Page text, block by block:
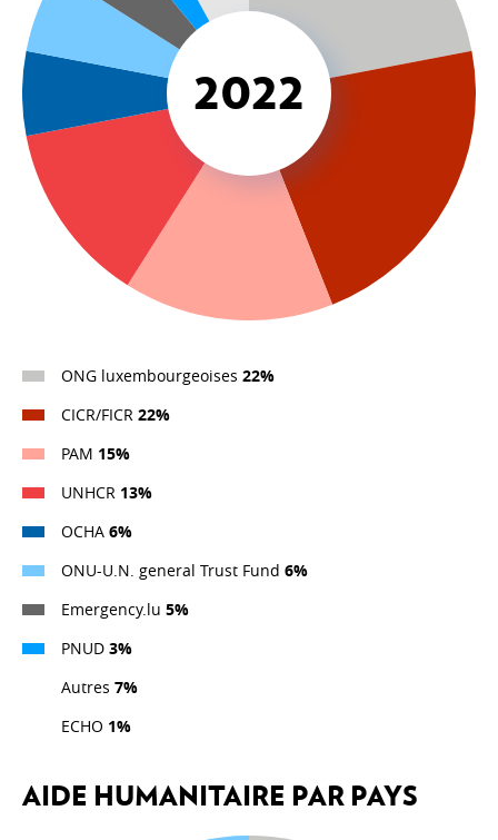
Évaluation
Système informatique
Partenariat mondial pour une coopération efficace au
service du développement
COHÉRENCE DES POLITIQUES
Cohérence des politiques pour le développement
Comité interministériel pour la coopération au
S’ENGAGER DANS LA COOPÉRATION
LUXEMBOURGEOISE
Témoignages
2022
ONG luxembourgeoises 22%
CICR/FICR 22%
PAM 15%
UNHCR 13%
OCHA 6%
ONU-U.N. general Trust Fund 6%
Emergency.lu 5%
PNUD 3%
Autres 7%
ECHO 1%
AIDE HUMANITAIRE PAR PAYS